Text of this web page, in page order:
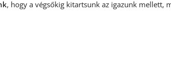
, hogy a végsőkig kitartsunk az igazunk mellett,